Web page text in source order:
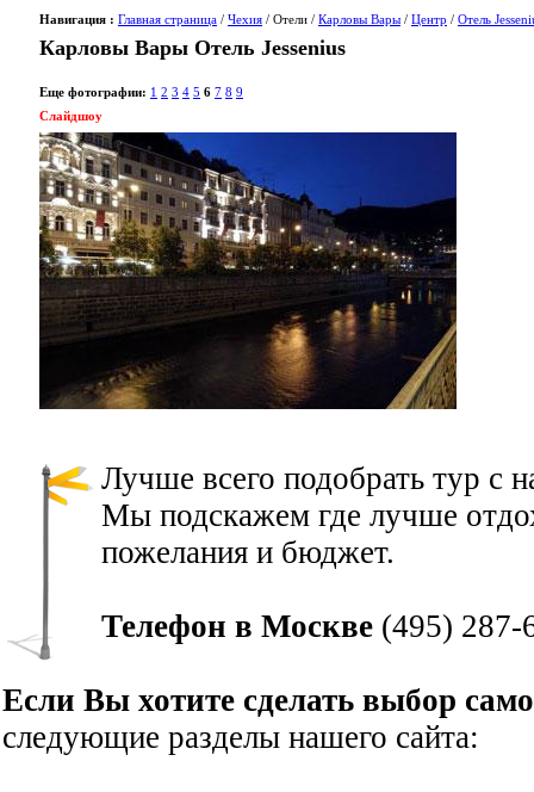
Навигация : Главная страница / Чехия / Отели / Карловы Вары / Центр / Отель
Карловы Вары Отель Jessenius
Еще фотографии: 1 2 3 4 5 6 7 8 9
Слайдшоу
Лучше всего подобрать тур с
Мы подскажем где лучше
пожелания и бюджет.
Телефон в Москве (495) 287-
Если Вы хотите сделать выбор
следующие разделы нашего сайта: